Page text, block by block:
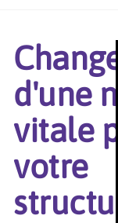
d'une
vitale
votre